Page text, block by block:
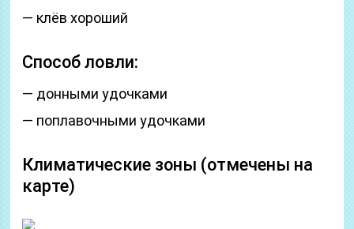
— клёв хороший
Способ ловли:
— донными удочками
— поплавочными удочками
Климатические зоны (отмечены на
карте)